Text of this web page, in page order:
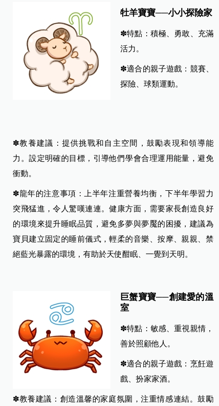
牡羊寶寶──小小探險家
✽特點：積極、勇敢、充滿
活力。
✽適合的親子遊戲：競賽、
探險、球類運動。
✽教養建議：提供挑戰和自主空間，鼓勵表現和領導能
力。設定明確的目標，引導他們學會合理運用能量，避免
衝動。
✽龍年的注意事項：上半年注重營養均衡，下半年學習力
突飛猛進，令人驚嘆連連。健康方面，需要家長創造良好
的環境來提升睡眠品質，避免多夢與夢魘的困擾，建議為
寶貝建立固定的睡前儀式，輕柔的音樂、按摩、親親、禁
絕藍光暴露的環境，有助於天使酣眠、一覺到天明。
巨蟹寶寶──創建愛的溫
室
✽特點：敏感、重視親情，
善於照顧他人。
✽適合的親子遊戲：烹飪遊
戲、扮家家酒。
✽教養建議：創造溫馨的家庭氛圍，注重情感連結。鼓勵